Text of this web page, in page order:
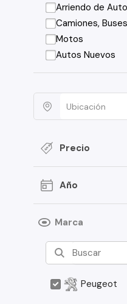
Arriendo de
Camiones,
Motos
Autos Nuevos
Precio
Año
Marca
Peugeot